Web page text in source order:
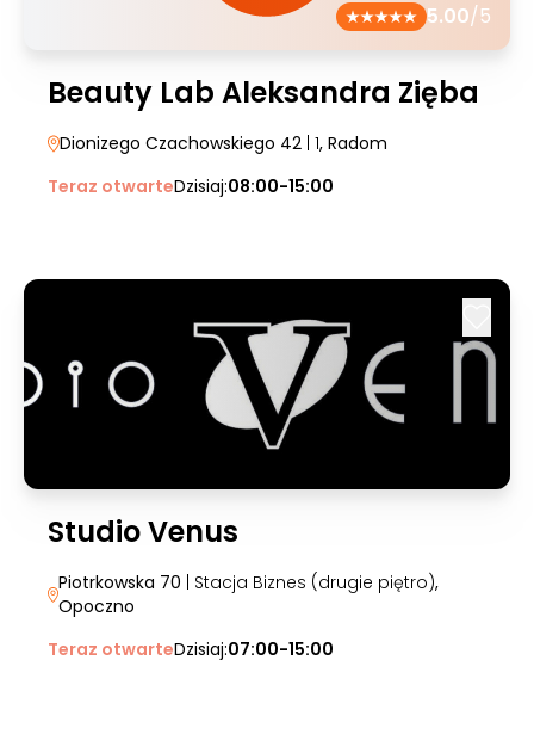
5.00/5
Beauty Lab Aleksandra Zięba
Dionizego Czachowskiego 42 | 1, Radom
Teraz otwarteDzisiaj:08:00-15:00
Studio Venus
Piotrkowska 70 | Stacja Biznes (drugie piętro),
Opoczno
Teraz otwarteDzisiaj:07:00-15:00